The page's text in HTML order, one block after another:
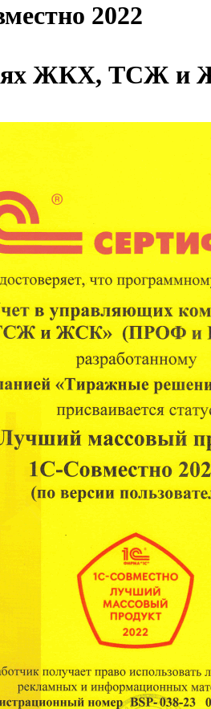
2022
ЖКХ, ТСЖ и